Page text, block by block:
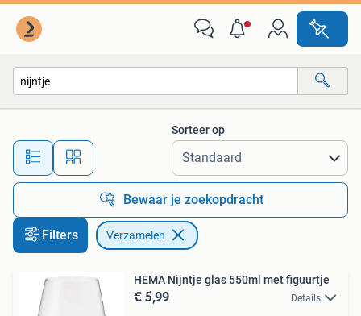
Alle afstanden…
Sorteer op
Bewaar je zoekopdracht
Filters Verzamelen
HEMA Nijntje glas 550ml met figuurtje
€ 5,99 Details